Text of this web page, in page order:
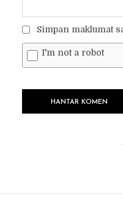
Simpan maklumat
I'm not a robot